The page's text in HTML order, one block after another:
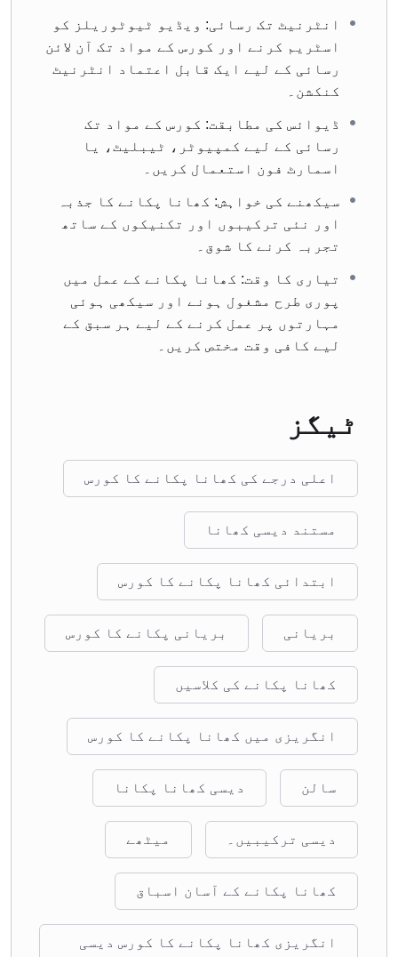
انٹرنیٹ تک رسائی: ویڈیو ٹیوٹوریلز کو
اسٹریم کرنے اور کورس کے مواد تک آن لائن
رسائی کے لیے ایک قابل اعتماد انٹرنیٹ
کنکشن۔
ڈیوائس کی مطابقت: کورس کے مواد تک
رسائی کے لیے کمپیوٹر، ٹیبلیٹ، یا
اسمارٹ فون استعمال کریں۔
سیکھنے کی خواہش: کھانا پکانے کا جذبہ
اور نئی ترکیبوں اور تکنیکوں کے ساتھ
تجربہ کرنے کا شوق۔
تیاری کا وقت: کھانا پکانے کے عمل میں
پوری طرح مشغول ہونے اور سیکھی ہوئی
مہارتوں پر عمل کرنے کے لیے ہر سبق کے
لیے کافی وقت مختص کریں۔
ٹیگز
اعلی درجے کی کھانا پکانے کا کورس
مستند دیسی کھانا
ابتدائی کھانا پکانے کا کورس
بریانی بریانی پکانے کا کورس
کھانا پکانے کی کلاسیں
انگریزی میں کھانا پکانے کا کورس
سالن دیسی کھانا پکانا
دیسی ترکیبیں۔ میٹھے
کھانا پکانے کے آسان اسباق
انگریزی کھانا پکانے کا کورس دیسی